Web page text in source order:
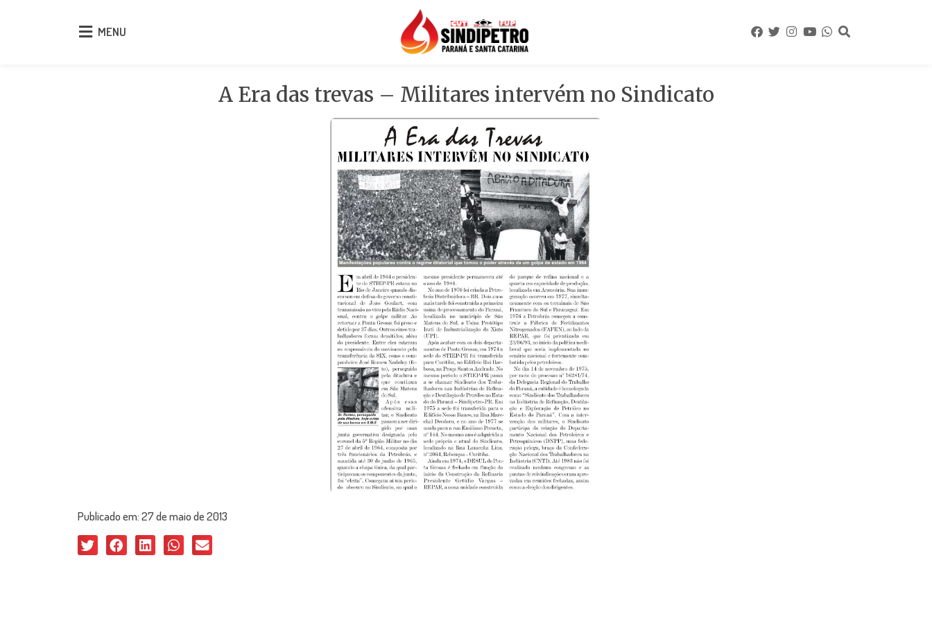
MENU
A Era das trevas – Militares intervém no Sindicato
Publicado em:27 de maio de 2013